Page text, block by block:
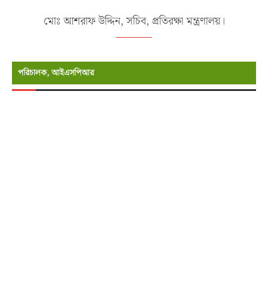
মোঃ আশরাফ উদ্দিন, সচিব, প্রতিরক্ষা মন্ত্রণালয়।
পরিচালক, আইএসপিআর